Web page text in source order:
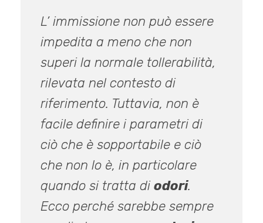
L’ immissione non può essere
impedita a meno che non
superi la normale tollerabilità,
rilevata nel contesto di
riferimento. Tuttavia, non è
facile definire i parametri di
ciò che è sopportabile e ciò
che non lo è, in particolare
quando si tratta diodori.
Ecco perché sarebbe sempre